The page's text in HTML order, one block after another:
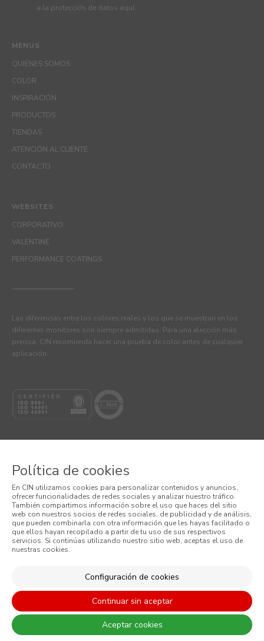
MENUS
QUIÉNES SOMOS
COLOR
INSPIRACIÓN
PRODUCTOS
TIENDAS
ATENCIÓN AL CLIENTE
CONTACTO
a la protección de datos aquí.
WEBSITES
CORPORATIVO
VALENTINE
PERFORMANCE COATINGS
Las diferencias entre los colores reales y los que se muestran en los
diferentes monitores son siempre admitidas. Para una elección más
precisa, CIN recomienda hacer una prueba de color antes de cualquier
aplicación.
Términos y Condiciones
Política de Privacidad
Política de Cookies
Condiciones generales de venta
Política de cookies
En CIN utilizamos cookies para personalizar contenidos y anuncios,
ofrecer funcionalidades de redes sociales y analizar nuestro tráfico.
También compartimos información sobre el uso que haces del sitio
web con nuestros socios de redes sociales, de publicidad y de análisis,
que pueden combinarla con otra información que les hayas facilitado o
que ellos hayan recopilado a partir de tu uso de sus respectivos
servicios. Si continúas utilizando nuestro sitio web, aceptas el uso de
nuestras cookies.
Configuración de cookies
Continuar sin aceptar
Aceptar cookies